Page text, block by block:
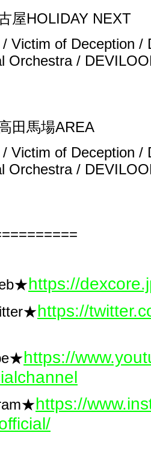
屋HOLIDAY NEXT
Victim of Deception /
Orchestra /
田馬場AREA
Victim of Deception /
Orchestra /
https://
https://
https://
https://